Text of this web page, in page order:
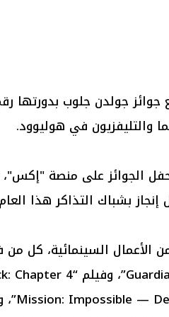
والتليفزيون في هوليوود.
الجوائز على منصة